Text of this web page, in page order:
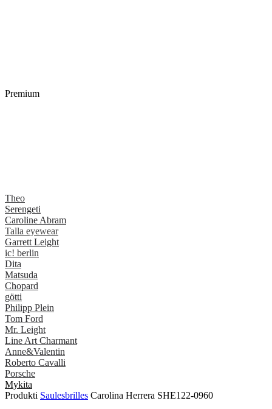
Premium
Theo
Serengeti
Caroline Abram
Talla eyewear
Garrett Leight
ic! berlin
Dita
Matsuda
Chopard
götti
Philipp Plein
Tom Ford
Mr. Leight
Line Art Charmant
Anne&Valentin
Roberto Cavalli
Porsche
Mykita
Produkti Saulesbrilles Carolina Herrera SHE122-0960